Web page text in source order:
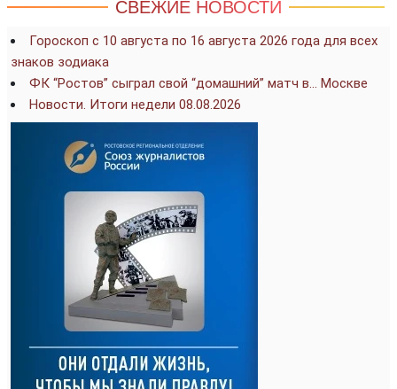
СВЕЖИЕ НОВОСТИ
Гороскоп с 10 августа по 16 августа 2026 года для всех
знаков зодиака
ФК “Ростов” сыграл свой “домашний” матч в… Москве
Новости. Итоги недели 08.08.2026